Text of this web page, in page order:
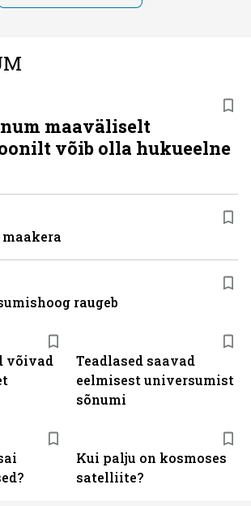
võivad
Teadlased saavad
eelmisest universumist
sõnumi
Kui palju on kosmoses
satelliite?
maaväliselt
võib olla hukueelne
raugeb